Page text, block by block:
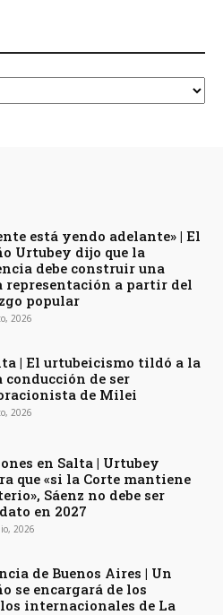
está yendo adelante» | El
Urtubey dijo que la
debe construir una
representación a partir del
popular
2026
| El urtubeicismo tildó a la
conducción de ser
de Milei
2026
en Salta | Urtubey
que «si la Corte mantiene
Sáenz no debe ser
en 2027
2026
de Buenos Aires | Un
se encargará de los
internacionales de La